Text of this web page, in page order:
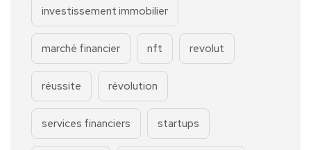
investissement immobilier
marché financier nft revolut
réussite révolution
services financiers startups